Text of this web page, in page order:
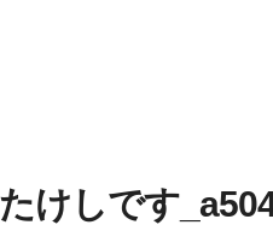
たけしです